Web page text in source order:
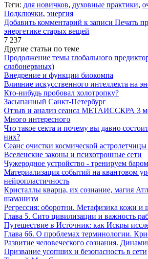
Теги: для новичков, духовные практики,
Подключки, энергия
Добавить комментарий к записи Печать
энергетике старых вещей
7 237
Другие статьи по теме
Продолжение темы глобального
слабонервных)
Внедрение и функции биокомпа
Влияние искусственного интеллекта на
Кто-нибудь пробовал холотропку?
Засыпанный Санкт-Петербург
Отзыв и анализ сеанса МЕТАИССКРА 3
Много интересного
Что такое секта и почему вы давно
них?
Сеанс очистки космической
Вселенские законы и психотронные сети
Чужеродное устройство - тренируем
Материализация событий на квантовом
нейропластичность
Кристаллы кварца, их сознание, магия
шаманизм
Регрессия: оборотни. Метафизика кожи
Глава 5. Сито цивилизации и важность
Путешествие в Источник: как Искры
Глава 66. О проблемах терминологии.
Развитие человеческого сознания.
Призвание усопших и безопасность в сети